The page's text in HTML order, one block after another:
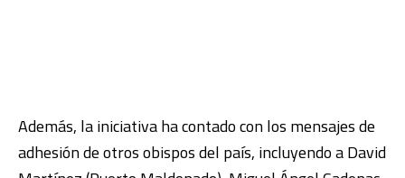
Además, la iniciativa ha contado con los mensajes de
adhesión de otros obispos del país, incluyendo a David